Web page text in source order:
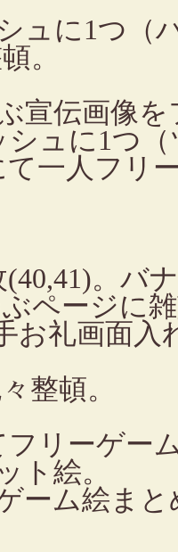
ュに1つ（
。
宣伝画像
シュに1つ
て一人フリ
(40,41)。バ
ージに雑
画面入れ
頓。
フリーゲー
ト絵。
ーム絵ま